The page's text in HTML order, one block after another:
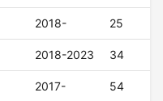
2018- 25
2018-2023 34
2017- 54